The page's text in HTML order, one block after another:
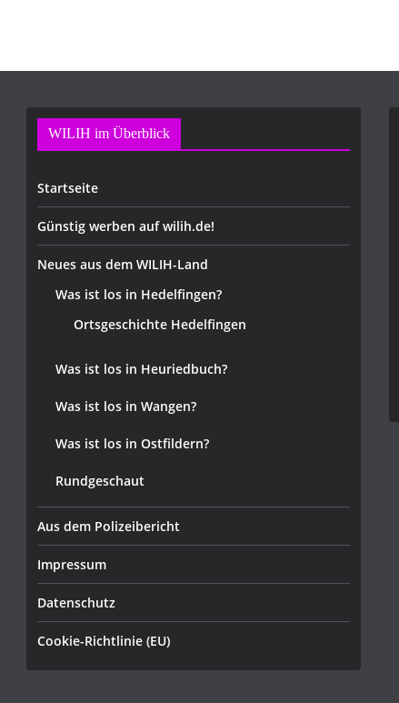
WILIH im Überblick
Startseite
Günstig werben auf wilih.de!
Neues aus dem WILIH-Land
Was ist los in Hedelfingen?
Ortsgeschichte Hedelfingen
Was ist los in Heuriedbuch?
Was ist los in Wangen?
Was ist los in Ostfildern?
Rundgeschaut
Aus dem Polizeibericht
Impressum
Datenschutz
Cookie-Richtlinie (EU)